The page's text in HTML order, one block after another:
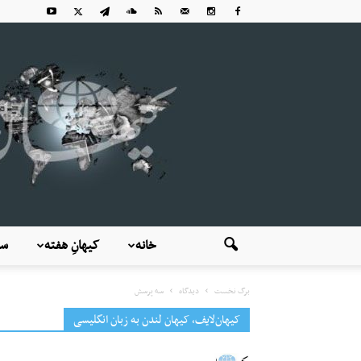
کیهانِ هفته خانه
برگ نخست دیدگاه سه پرسش
کیهان‌لایف، کیهان لندن به زبان انگلیسی